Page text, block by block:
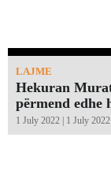
LAJME
Hekuran
përmend edhe
1 July 2022 | 1 July 2022